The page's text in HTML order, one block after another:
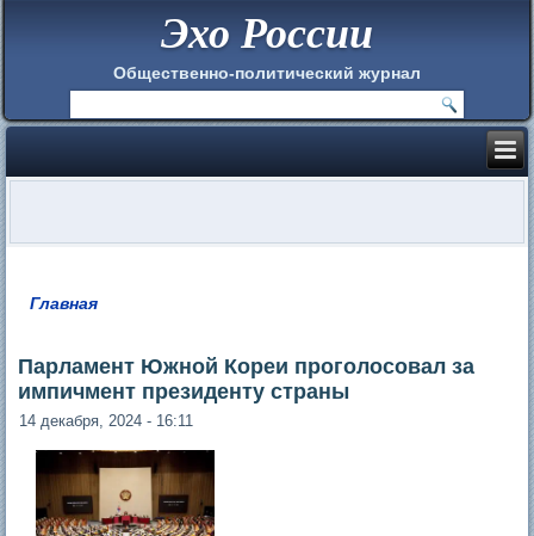
Эхо России
Общественно-политический журнал
Главная
Парламент Южной Кореи проголосовал за
импичмент президенту страны
14 декабря, 2024 - 16:11